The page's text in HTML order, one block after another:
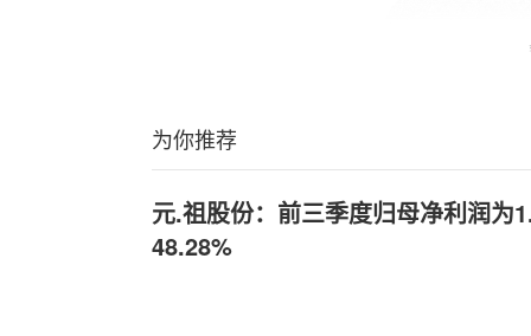
为你推荐
元.祖股份：前三季度归母净利润为
48.28%